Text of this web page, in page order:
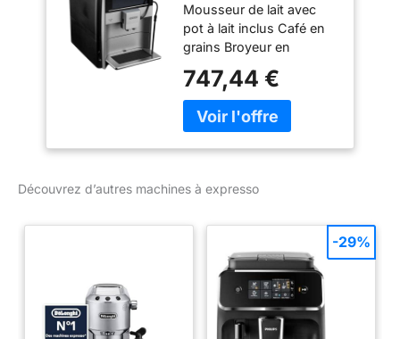
lait TE653M11RW
Mousseur de lait avec
pot à lait inclus Café en
grains Broyeur en
percolation amovible
Sélection intuitive des
boissons et des
747,44 €
Découvrez d’autres machines à expresso
-29%